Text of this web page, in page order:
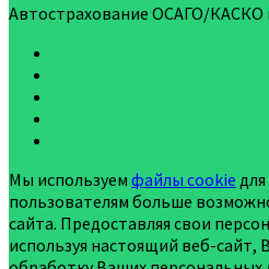
Автострахование ОСАГО/КАСКО
Мы используем файлы cookie
пользователям больше
сайта. Предоставляя свои
используя настоящий веб-сайт,